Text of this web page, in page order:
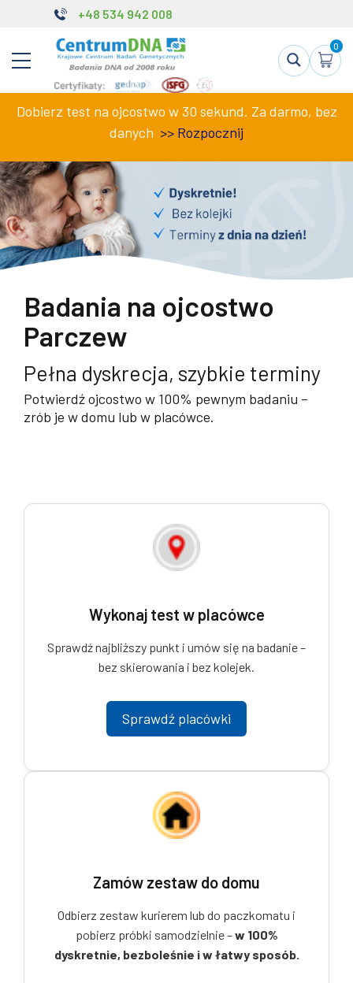
+48 534 942 008
0
Dobierz test na ojcostwo w 30 sekund. Za darmo, bez
danych >> Rozpocznij
Badania na ojcostwo
Parczew
Pełna dyskrecja, szybkie terminy
Potwierdź ojcostwo w 100% pewnym badaniu –
zrób je w domu lub w placówce.
Wykonaj test w placówce
Sprawdź najbliższy punkt i umów się na badanie –
bez skierowania i bez kolejek.
Sprawdź placówki
Zamów zestaw do domu
Odbierz zestaw kurierem lub do paczkomatu i
pobierz próbki samodzielnie –w 100%
dyskretnie, bezboleśnie i w łatwy sposób.